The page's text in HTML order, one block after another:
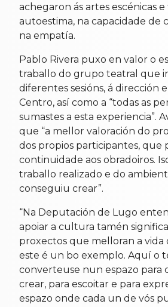
achegaron ás artes escénicas
autoestima, na capacidade de
na empatía.
Pablo Rivera puxo en valor o
traballo do grupo teatral que
diferentes sesións, á dirección
Centro, así como a “todas as
sumastes a esta experiencia”.
que “a mellor valoración do
dos propios participantes, que
continuidade aos obradoiros.
traballo realizado e do
conseguiu crear”.
“Na Deputación de Lugo
apoiar a cultura tamén
proxectos que melloran a vida
este é un bo exemplo. Aquí o
converteuse nun espazo para
crear, para escoitar e para
espazo onde cada un de vós